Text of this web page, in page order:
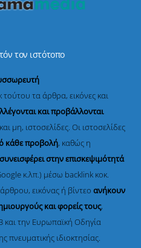
τον ιστότοπο
τα άρθρα, εικόνες και
και προβάλλονται
μη, ιστοσελίδες. Οι ιστοσελίδες
κάθε προβολή, καθώς η
συνεισφέρει στην επισκεψιμότητά
κ.λπ.) μέσω backlink κοκ.
εικόνας ή βίντεοανήκουν
και φορείς τους,
την Ευρωπαϊκή Οδηγία
πνευματικής ιδιοκτησίας.